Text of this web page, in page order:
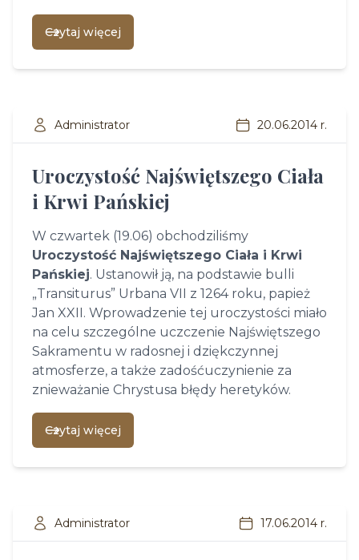
Czytaj więcej
Administrator 20.06.2014 r.
Uroczystość Najświętszego Ciała
i Krwi Pańskiej
W czwartek (19.06) obchodziliśmy
Uroczystość Najświętszego Ciała i Krwi
Pańskiej. Ustanowił ją, na podstawie bulli
„Transiturus” Urbana VII z 1264 roku, papież
Jan XXII. Wprowadzenie tej uroczystości miało
na celu szczególne uczczenie Najświętszego
Sakramentu w radosnej i dziękczynnej
atmosferze, a także zadośćuczynienie za
znieważanie Chrystusa błędy heretyków.
Czytaj więcej
Administrator 17.06.2014 r.